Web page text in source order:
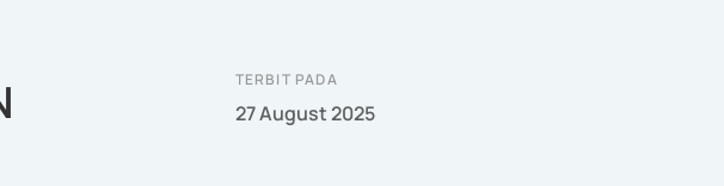
TERBIT PADA
27 August 2025